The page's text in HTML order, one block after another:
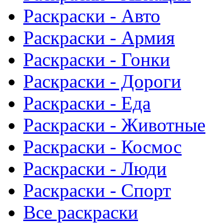
Раскраски - Авто
Раскраски - Армия
Раскраски - Гонки
Раскраски - Дороги
Раскраски - Еда
Раскраски - Животныe
Раскраски - Космос
Раскраски - Люди
Раскраски - Спорт
Все раскраски